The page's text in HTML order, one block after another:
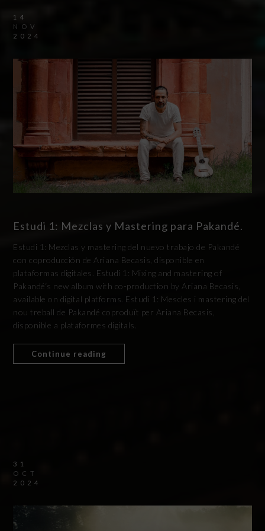
14
NOV
2024
Estudi 1: Mezclas y Mastering para Pakandé.
Estudi 1: Mezclas y mastering del nuevo trabajo de Pakandé
con coproducción de Ariana Becasis, disponible en
plataformas digitales. Estudi 1: Mixing and mastering of
Pakandé‘s new album with co-production by Ariana Becasis,
available on digital platforms. Estudi 1: Mescles i mastering del
nou treball de Pakandé coproduït per Ariana Becasis,
disponible a plataformes digitals.
Continue reading
31
OCT
2024